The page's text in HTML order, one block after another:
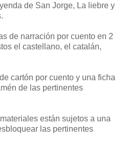
de San Jorge, La liebre y
de narración por cuento en 2
el castellano, el catalán,
cartón por cuento y una ficha
de las pertinentes
están sujetos a una
las pertinentes